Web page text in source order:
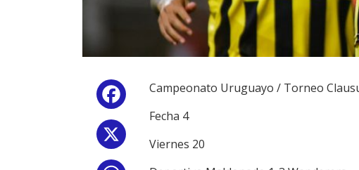
Facebook
Campeonato Uruguayo / Torneo
Fecha 4
Viernes 20